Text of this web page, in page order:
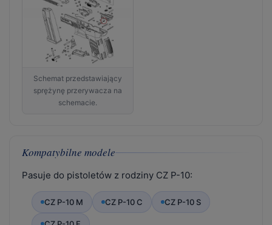
Schemat przedstawiający
sprężynę przerywacza na
schemacie.
Kompatybilne modele
Pasuje do pistoletów z rodziny CZ P-10:
CZ P-10 M CZ P-10 C CZ P-10 S